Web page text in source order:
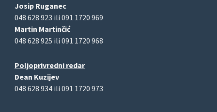
Josip Ruganec
048 628 923 ili 091 1720 969
Martin Martinčić
048 628 925 ili 091 1720 968
Poljoprivredni redar
Dean Kuzijev
048 628 934 ili 091 1720 973